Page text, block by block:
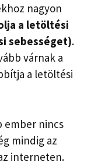
nagyon
a letöltési
sebességet).
várnak a
a letöltési
ember nincs
mindig az
interneten.